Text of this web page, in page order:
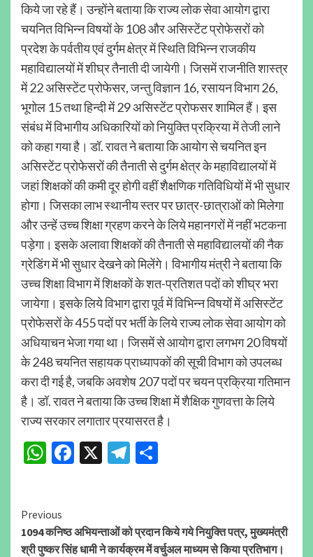
किये जा रहे हैं। उन्होंने बताया कि राज्य लोक सेवा आयोग द्वारा
चयनित विभिन्न विषयों के 108 और असिस्टेंट प्रोफेसरों को
प्रदेश के पर्वतीय एवं दुर्गम क्षेत्र में स्थिति विभिन्न राजकीय
महाविद्यालयों में शीघ्र तैनाती दी जायेगी। जिसमें राजनीति शास्त्र
में 22 असिस्टेंट प्रोफेसर, जन्तु विज्ञान 16, रसायन विभाग 26,
भूगोल 15 तथा हिन्दी में 29 असिस्टेंट प्रोफसर शामिल हैं। इस
संबंध में विभागीय अधिकारियों को नियुक्ति प्रक्रिया में तेजी लाने
को कहा गया है। डॉ. रावत ने बताया कि आयोग से चयनित इन
असिस्टेंट प्रोफेसरों की तैनाती से दुर्गम क्षेत्र के महाविद्यालयों में
जहां शिक्षकों की कमी दूर होगी वहीं शैक्षणिक गतिविधियों में भी सुधार
होगा। जिसका लाभ स्थानीय स्तर पर छात्र-छात्राओं को मिलेगा
और उन्हें उच्च शिक्षा ग्रहण करने के लिये महानगरों में नहीं भटकना
पड़ेगा। इसके अलावा शिक्षकों की तैनाती से महाविद्यालयों की नैक
ग्रेडिंग में भी सुधार देखने को मिलेंगे। विभागीय मंत्री ने बताया कि
उच्च शिक्षा विभाग में शिक्षकों के शत-प्रतिशत पदों को शीघ्र भरा
जायेगा। इसके लिये विभाग द्वारा पूर्व में विभिन्न विषयों में असिस्टेंट
प्रोफेसरों के 455 पदों पर भर्ती के लिये राज्य लोक सेवा आयोग को
अधियाचन भेजा गया था। जिसमें से आयोग द्वारा लगभग 20 विषयों
के 248 चयनित सहायक प्राध्यापकों की सूची विभाग को उपलब्ध
करा दी गई है, जबकि अवशेष 207 पदों पर चयन प्रक्रिया गतिमान
है। डॉ. रावत ने बताया कि उच्च शिक्षा में शैक्षिक गुणवत्ता के लिये
राज्य सरकार लगातार प्रयासरत है।
WhatsApp
Facebook
X Telegram
Continue
Reading
Previous
1094 कनिष्ठ अभियन्ताओं को प्रदान किये गये नियुक्ति पत्र, मुख्यमंत्री
श्री पुष्कर सिंह धामी ने कार्यक्रम में वर्चुअल माध्यम से किया प्रतिभाग।